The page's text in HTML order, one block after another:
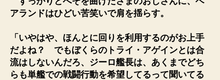
アランドはひどい苦笑いで肩を揺らす。
「いやはや、ほんとに回りを利用するのがお上手
だよね？ でもぼくらのトライ・アゲインとは合
流はしないんだろ、ジーロ艦長は、あくまでどち
らも単艦での戦闘行動を希望してるって聞いてる